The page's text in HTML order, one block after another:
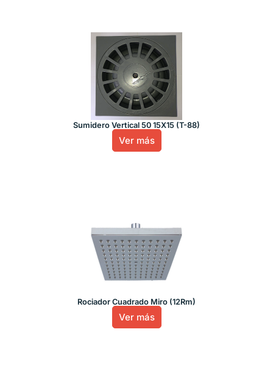
Sumidero Vertical 50 15X15 (T-88)
Ver más
Rociador Cuadrado Miro (12Rm)
Ver más